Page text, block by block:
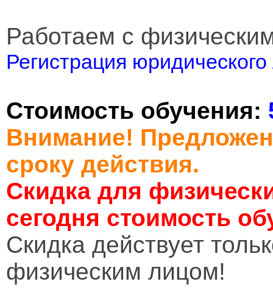
Работаем с
Регистрация
Стоимость обучения:
Внимание!
сроку действия.
Скидка для
сегодня стоимость
Cкидка действует
физическим лицом!